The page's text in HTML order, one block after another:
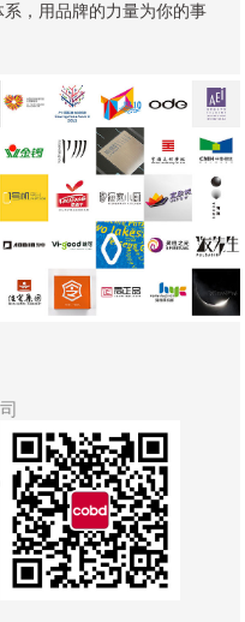
，用品牌的力量为你的事
906